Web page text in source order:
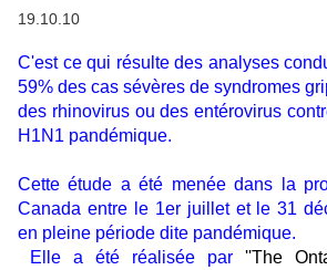
19.10.10
C'est ce qui résulte des analyses
59% des cas sévères de syndromes
des rhinovirus ou des entérovirus
H1N1 pandémique.
Cette étude a été menée dans la
Canada entre le 1er juillet et le 31
en pleine période dite pandémique.
Elle a été réalisée par
''The